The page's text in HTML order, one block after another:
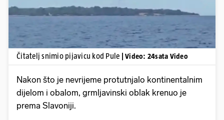
Čitatelj snimio pijavicu kod Pule | Video: 24sata Video
Nakon što je nevrijeme protutnjalo kontinentalnim
dijelom i obalom, grmljavinski oblak krenuo je
prema Slavoniji.